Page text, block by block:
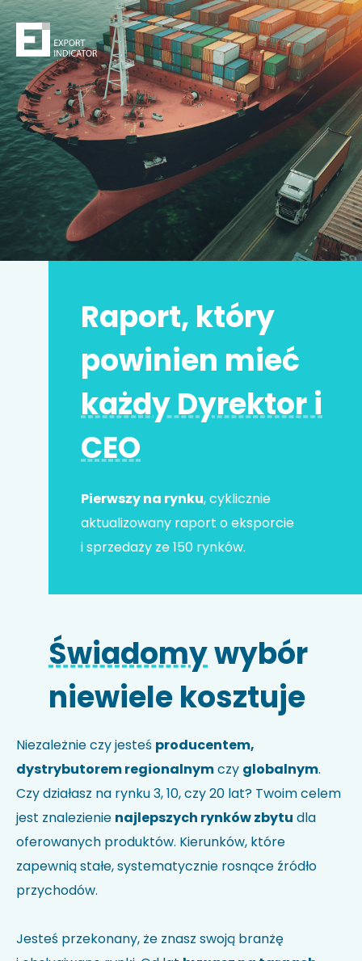
Zamów raport
Decydując się na zakup raportu, kupujesz z jednej
stronybezpieczeństwo
z drugiej zwiększasz swoje
szanse na sukces.
Zyskujesz prawdziwą przewagę konkurencyjną.
Może to Twojanajlepsza inwestycja w życiu!
Adres e-mail*
Kod HS
wyszukiwarce kodów.
Uwagi
Raport, który
powinien mieć
każdy Dyrektor i
CEO
Pierwszy na rynku, cyklicznie
aktualizowany raport o eksporcie
i sprzedaży ze 150 rynków.
Świadomywybór
niewiele kosztuje
Niezależnie czy jesteś producentem,
dystrybutorem regionalnymczy globalnym.
Czy działasz na rynku 3, 10, czy 20 lat? Twoim celem
jest znalezienie najlepszych rynków zbytu dla
oferowanych produktów. Kierunków, które
zapewnią stałe, systematycznie rosnące źródło
przychodów.
Jesteś przekonany, że znasz swoją branżę